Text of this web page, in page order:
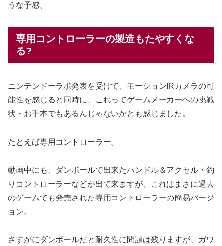
うな予感。
専用コントローラーの製造もたやすくな
る?
ニンテンドーラボ発表を受けて、モーションIRカメラの可
能性を感じると同時に、これってゲームメーカーへの挑戦
状・お手本でもあるんじゃないかとも感じました。
たとえば専用コントローラー。
動画中にも、ダンボールで出来たハンドル＆アクセル・釣
りコントローラーなどが出て来ますが、これはまさに過去
のゲームでも発売された専用コントローラーの簡易バージ
ョン。
さすがにダンボールだと耐久性に問題は残りますが、ガワ